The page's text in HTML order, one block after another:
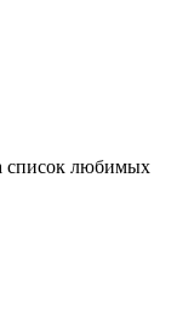
список любимых